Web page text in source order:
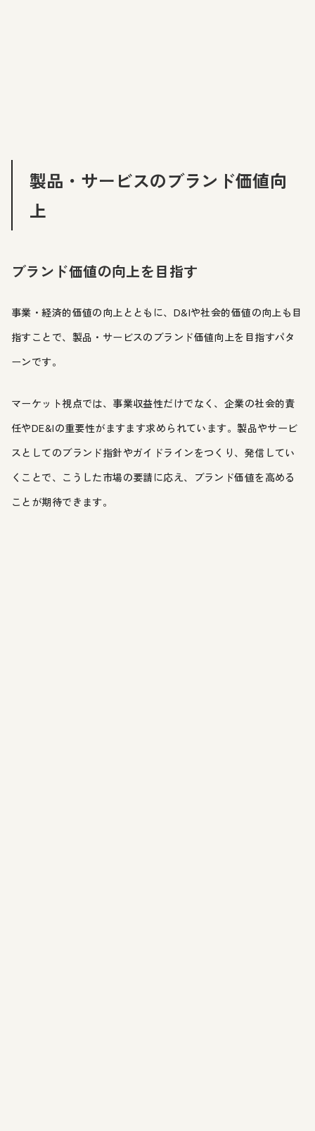
製品・サービスのブランド価値向
上
ブランド価値の向上を目指す
事業・経済的価値の向上とともに、D&Iや社会的価値の向上も目
指すことで、製品・サービスのブランド価値向上を目指すパタ
ーンです。
マーケット視点では、事業収益性だけでなく、企業の社会的責
任やDE&Iの重要性がますます求められています。製品やサービ
スとしてのブランド指針やガイドラインをつくり、発信してい
くことで、こうした市場の要請に応え、ブランド価値を高める
ことが期待できます。